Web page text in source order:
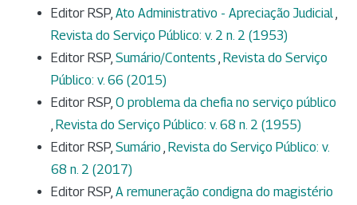
Editor RSP, Ato Administrativo - Apreciação Judicial,
Revista do Serviço Público: v. 2 n. 2 (1953)
Editor RSP, Sumário/Contents , Revista do Serviço
Público: v. 66 (2015)
Editor RSP, O problema da chefia no serviço público
, Revista do Serviço Público: v. 68 n. 2 (1955)
Editor RSP, Sumário , Revista do Serviço Público: v.
68 n. 2 (2017)
Editor RSP, A remuneração condigna do magistério